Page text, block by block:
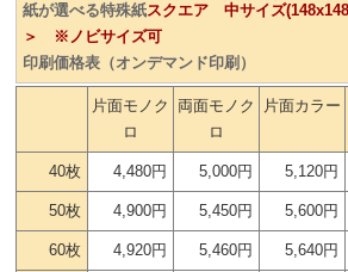
紙が選べる特殊紙スクエア 中サイズ
＞ ※ノビサイズ可
印刷価格表（オンデマンド印刷）
片面モノク
ロ
両面モノク
ロ
片面カラー
40枚 4,480円 5,000円 5,120円
50枚 4,900円 5,450円 5,600円
60枚 4,920円 5,460円 5,640円